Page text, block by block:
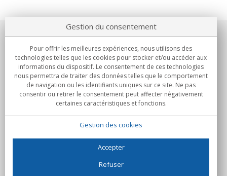
Notre société
Engagements
Achats
Gestion du consentement
Pour offrir les meilleures expériences, nous utilisons des
technologies telles que les cookies pour stocker et/ou accéder aux
informations du dispositif. Le consentement de ces technologies
nous permettra de traiter des données telles que le comportement
de navigation ou les identifiants uniques sur ce site. Ne pas
consentir ou retirer le consentement peut affecter négativement
certaines caractéristiques et fonctions.
Gestion des cookies
Accepter
Refuser